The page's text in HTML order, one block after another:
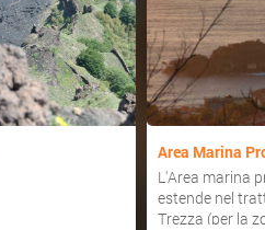
Area Marina
L'Area marina
estende nel
Trezza (per la